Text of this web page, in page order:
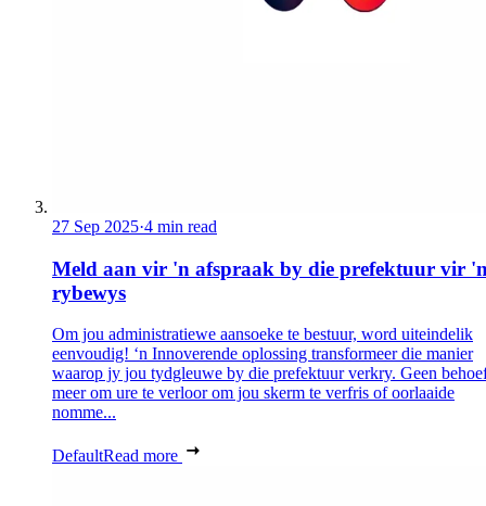
27 Sep 2025·4 min read
Meld aan vir 'n afspraak by die prefektuur vir
rybewys
Om jou administratiewe aansoeke te bestuur, word uiteindelik
eenvoudig! ‘n Innoverende oplossing transformeer die manier
waarop jy jou tydgleuwe by die prefektuur verkry. Geen
meer om ure te verloor om jou skerm te verfris of oorlaaide
nomme...
DefaultRead more